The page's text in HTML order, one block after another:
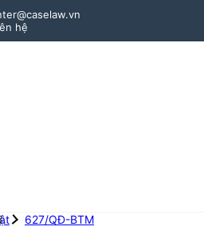
hệ
627/QĐ-BTM